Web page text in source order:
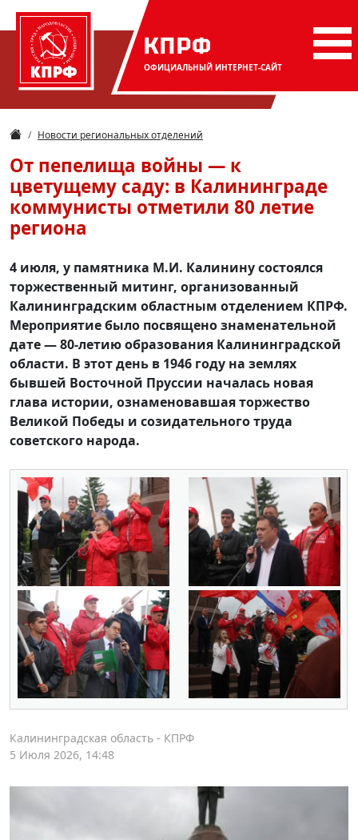
КПРФ
ОФИЦИАЛЬНЫЙ ИНТЕРНЕТ-САЙТ
Новости региональных отделений
От пепелища войны — к
цветущему саду: в Калининграде
коммунисты отметили 80 летие
региона
4 июля, у памятника М.И. Калинину состоялся
торжественный митинг, организованный
Калининградским областным отделением КПРФ.
Мероприятие было посвящено знаменательной
дате — 80-летию образования Калининградской
области. В этот день в 1946 году на землях
бывшей Восточной Пруссии началась новая
глава истории, ознаменовавшая торжество
Великой Победы и созидательного труда
советского народа.
Калининградская область - КПРФ
5 Июля 2026, 14:48